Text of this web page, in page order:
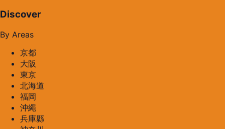
Discover
By Areas
京都
大阪
東京
北海道
福岡
沖繩
兵庫縣